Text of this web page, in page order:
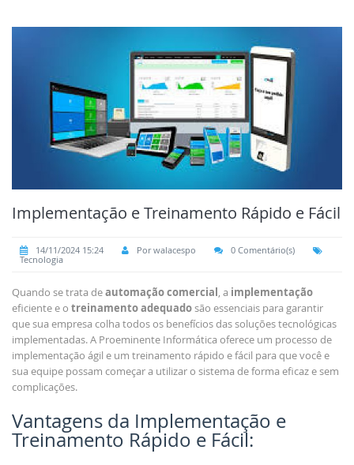
Implementação e Treinamento Rápido e Fácil
14/11/2024 15:24 Por walacespo
0 Comentário(s)
Tecnologia
Quando se trata deautomação comercial, a implementação
eficiente e o treinamento adequadosão essenciais para garantir
que sua empresa colha todos os benefícios das soluções tecnológicas
implementadas. A Proeminente Informática oferece um processo de
implementação ágil e um treinamento rápido e fácil para que você e
sua equipe possam começar a utilizar o sistema de forma eficaz e sem
complicações.
Vantagens da Implementação e
Treinamento Rápido e Fácil: